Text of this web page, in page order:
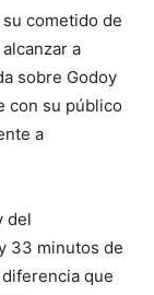
su cometido de
a
sobre Godoy
con su público
a
del
33 minutos de
diferencia que